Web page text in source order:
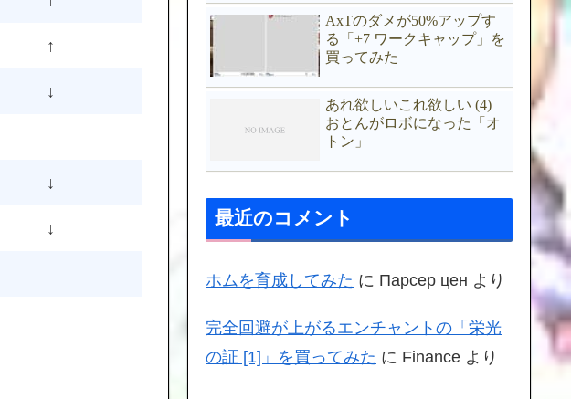
↑
↓
↓
↓
AxTのダメが50%アップす
る「+7 ワークキャップ」を
買ってみた
あれ欲しいこれ欲しい (4)
おとんがロボになった「オ
トン」
最近のコメント
ホムを育成してみた に Парсер цен より
完全回避が上がるエンチャントの「栄光
の証 [1]」を買ってみた に Finance より